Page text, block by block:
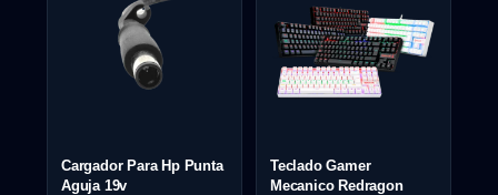
Cargador Para Hp Punta
Aguja 19v
Teclado Gamer
Mecanico Redragon